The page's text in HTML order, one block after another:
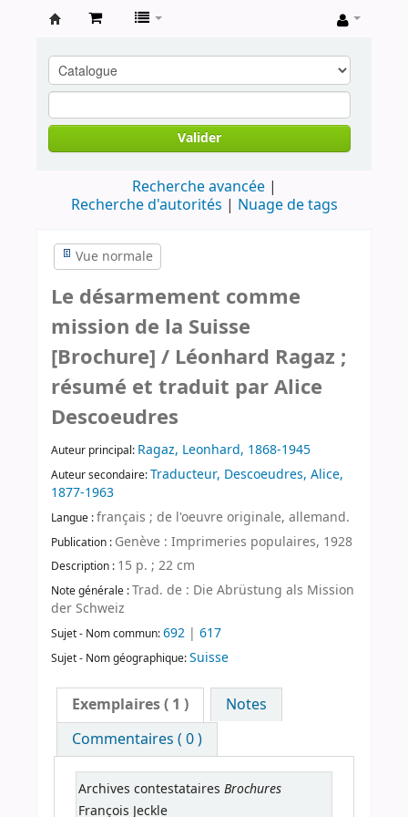
contestataires
Valider
Recherche avancée
Recherche d'autorités
Nuage de tags
Vue normale
Le désarmement comme
mission de la Suisse
[Brochure] / Léonhard Ragaz ;
résumé et traduit par Alice
Descoeudres
Auteur principal: Ragaz, Leonhard, 1868-1945
Auteur secondaire:Traducteur, Descoeudres, Alice,
1877-1963
Langue :français ; de l'oeuvre originale, allemand.
Publication : Genève : Imprimeries populaires, 1928
Description : 15 p. ; 22 cm
Note générale :Trad. de : Die Abrüstung als Mission
der Schweiz
Sujet - Nom commun:692 | 617
Sujet - Nom géographique:Suisse
Exemplaires( 1 )
Notes
Commentaires ( 0 )
Archives contestataires Brochures
François Jeckle